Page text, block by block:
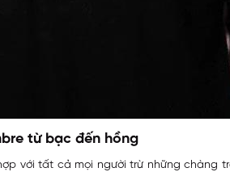
từ bạc đến hồng
với tất cả mọi người trừ những